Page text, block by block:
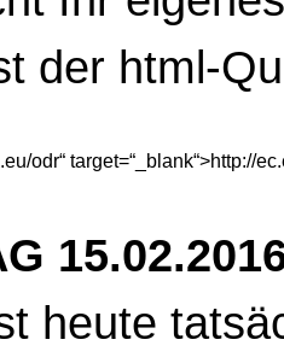
der html-
odr“ target=“_blank“>http://
heute